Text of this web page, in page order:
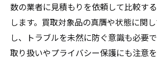
数の業者に見積もりを依頼して比較す
します。買取対象品の真贋や状態に関
し、トラブルを未然に防ぐ意識も必要
取り扱いやプライバシー保護にも注意を